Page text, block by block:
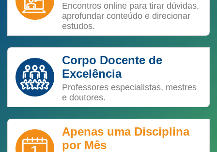
Encontros online para tirar dúvidas,
aprofundar conteúdo e direcionar
estudos.
Corpo Docente de
Excelência
Professores especialistas, mestres
e doutores.
Apenas uma Disciplina
por Mês